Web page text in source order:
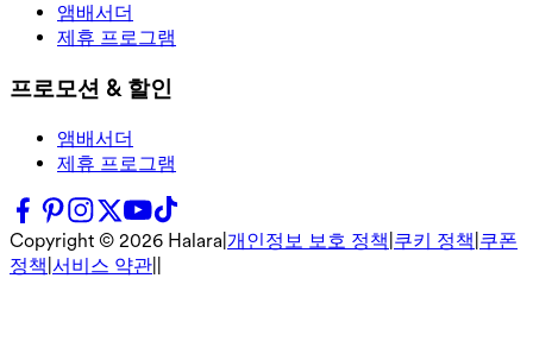
앰배서더
제휴 프로그램
프로모션 & 할인
앰배서더
제휴 프로그램
Copyright © 2026 Halara 개인정보 보호 정책 쿠키 정책 쿠폰
정책 서비스 약관